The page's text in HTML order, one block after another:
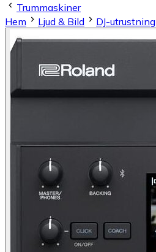
Trummaskiner
Hem
Ljud & Bild DJ-utrustning